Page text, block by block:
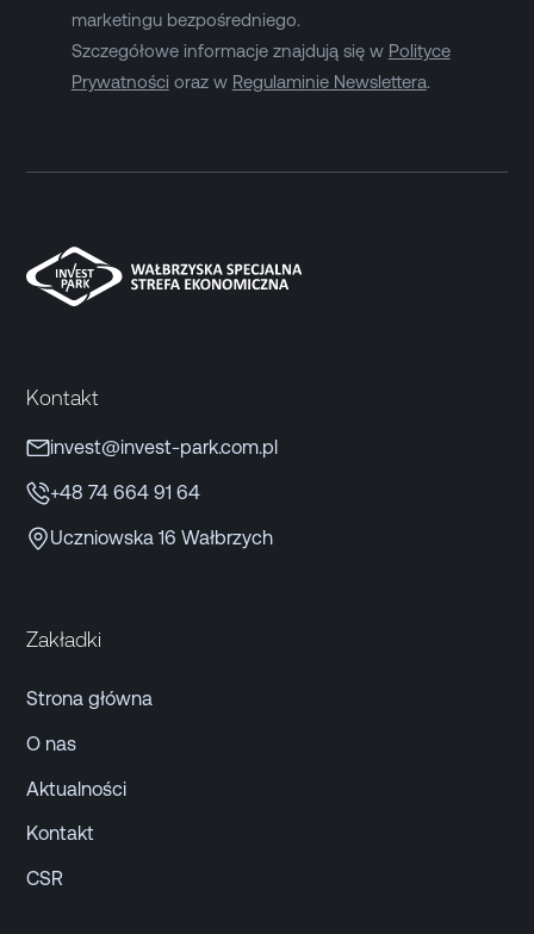
marketingu bezpośredniego.
Szczegółowe informacje znajdują się w Polityce
Prywatności oraz w Regulaminie Newslettera.
Kontakt
invest@invest-park.com.pl
+48 74 664 91 64
Uczniowska 16 Wałbrzych
Zakładki
Strona główna
O nas
Aktualności
Kontakt
CSR